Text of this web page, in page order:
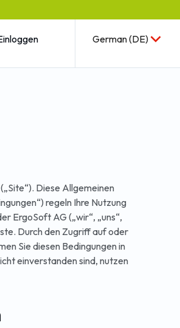
German (DE)
Diese Allgemeinen
regeln Ihre Nutzung
ErgoSoft AG („wir“, „uns“,
Durch den Zugriff auf oder
Sie diesen Bedingungen in
einverstanden sind, nutzen